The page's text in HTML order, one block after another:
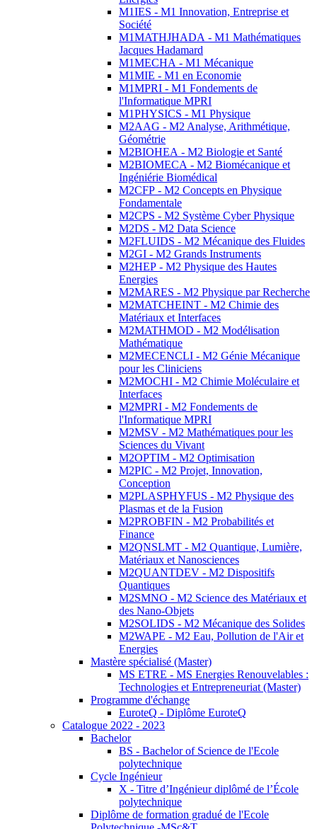
M1IES - M1 Innovation, Entreprise et
Société
M1MATHJHADA - M1 Mathématiques
Jacques Hadamard
M1MECHA - M1 Mécanique
M1MIE - M1 en Economie
M1MPRI - M1 Fondements de
l'Informatique MPRI
M1PHYSICS - M1 Physique
M2AAG - M2 Analyse, Arithmétique,
Géométrie
M2BIOHEA - M2 Biologie et Santé
M2BIOMECA - M2 Biomécanique et
Ingéniérie Biomédical
M2CFP - M2 Concepts en Physique
Fondamentale
M2CPS - M2 Système Cyber Physique
M2DS - M2 Data Science
M2FLUIDS - M2 Mécanique des Fluides
M2GI - M2 Grands Instruments
M2HEP - M2 Physique des Hautes
Energies
M2MARES - M2 Physique par Recherche
M2MATCHEINT - M2 Chimie des
Matériaux et Interfaces
M2MATHMOD - M2 Modélisation
Mathématique
M2MECENCLI - M2 Génie Mécanique
pour les Cliniciens
M2MOCHI - M2 Chimie Moléculaire et
Interfaces
M2MPRI - M2 Fondements de
l'Informatique MPRI
M2MSV - M2 Mathématiques pour les
Sciences du Vivant
M2OPTIM - M2 Optimisation
M2PIC - M2 Projet, Innovation,
Conception
M2PLASPHYFUS - M2 Physique des
Plasmas et de la Fusion
M2PROBFIN - M2 Probabilités et
Finance
M2QNSLMT - M2 Quantique, Lumière,
Matériaux et Nanosciences
M2QUANTDEV - M2 Dispositifs
Quantiques
M2SMNO - M2 Science des Matériaux et
des Nano-Objets
M2SOLIDS - M2 Mécanique des Solides
M2WAPE - M2 Eau, Pollution de l'Air et
Energies
Mastère spécialisé (Master)
MS ETRE - MS Energies Renouvelables :
Technologies et Entrepreneuriat (Master)
Programme d'échange
EuroteQ - Diplôme EuroteQ
Catalogue 2022 - 2023
Bachelor
BS - Bachelor of Science de l'Ecole
polytechnique
Cycle Ingénieur
X - Titre d’Ingénieur diplômé de l’École
polytechnique
Diplôme de formation gradué de l'Ecole